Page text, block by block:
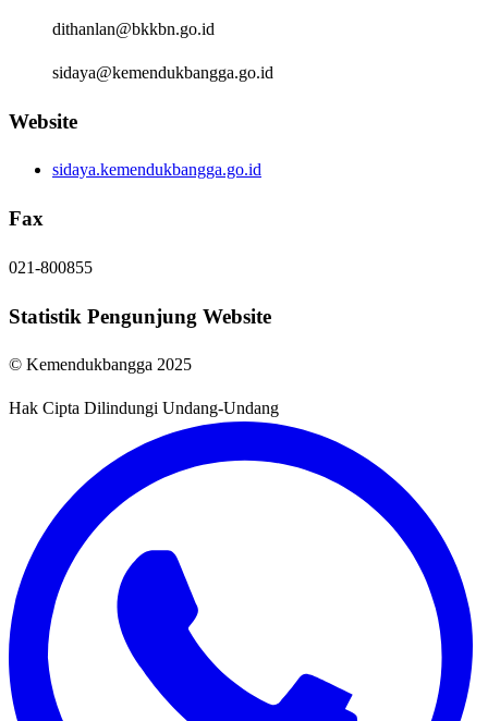
dithanlan@bkkbn.go.id
sidaya@kemendukbangga.go.id
Website
sidaya.kemendukbangga.go.id
Fax
021-800855
Statistik Pengunjung Website
© Kemendukbangga 2025
Hak Cipta Dilindungi Undang-Undang